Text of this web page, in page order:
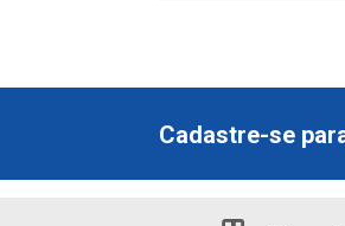
Cadastre-se